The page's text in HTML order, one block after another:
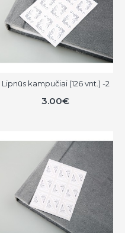
Lipnūs kampučiai (126 vnt.) -2
3.00€